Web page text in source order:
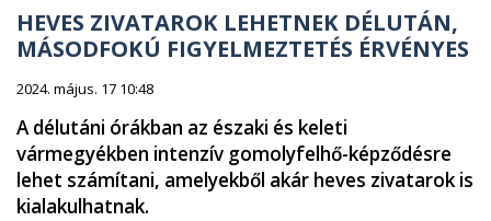
HEVES ZIVATAROK LEHETNEK DÉLUTÁN,
MÁSODFOKÚ FIGYELMEZTETÉS ÉRVÉNYES
2024. május. 17 10:48
A délutáni órákban az északi és keleti
vármegyékben intenzív gomolyfelhő-képződésre
lehet számítani, amelyekből akár heves zivatarok is
kialakulhatnak.